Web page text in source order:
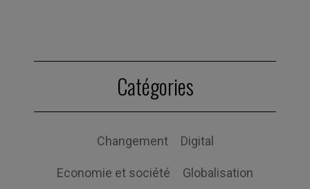
Catégories
Changement Digital
Economie et société Globalisation